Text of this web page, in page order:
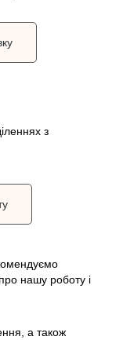
з
нашу роботу і
а також